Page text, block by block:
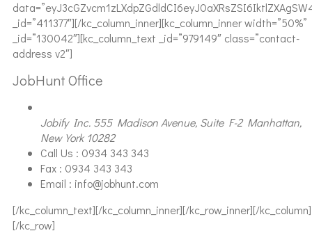
_id=”411377″][/kc_column_inner][kc_column_inner width=”50%”
_id=”130042″][kc_column_text _id=”979149″ class=”contact-
address v2″]
JobHunt Office
Jobify Inc. 555 Madison Avenue, Suite F-2 Manhattan,
New York 10282
Call Us : 0934 343 343
Fax : 0934 343 343
Email : info@jobhunt.com
[/kc_column_text][/kc_column_inner][/kc_row_inner][/kc_column]
[/kc_row]